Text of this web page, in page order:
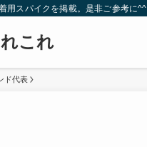
用スパイクを掲載。是非ご参考に^^
これ
ド代表